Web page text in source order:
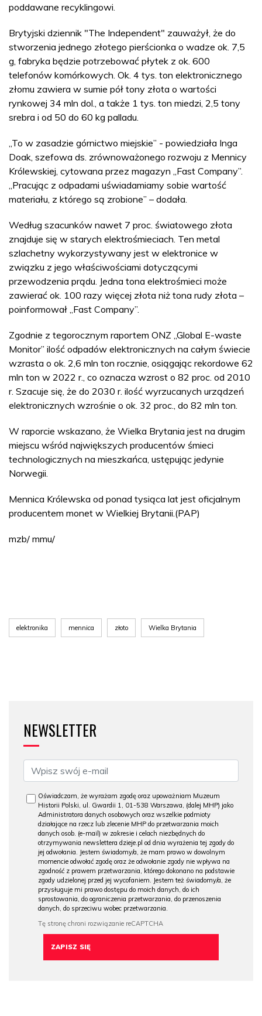
poddawane recyklingowi.
Brytyjski dziennik "The Independent" zauważył, że do
stworzenia jednego złotego pierścionka o wadze ok. 7,5
g, fabryka będzie potrzebować płytek z ok. 600
telefonów komórkowych. Ok. 4 tys. ton elektronicznego
złomu zawiera w sumie pół tony złota o wartości
rynkowej 34 mln dol., a także 1 tys. ton miedzi, 2,5 tony
srebra i od 50 do 60 kg palladu.
„To w zasadzie górnictwo miejskie” - powiedziała Inga
Doak, szefowa ds. zrównoważonego rozwoju z Mennicy
Królewskiej, cytowana przez magazyn „Fast Company”.
„Pracując z odpadami uświadamiamy sobie wartość
materiału, z którego są zrobione” – dodała.
Według szacunków nawet 7 proc. światowego złota
znajduje się w starych elektrośmieciach. Ten metal
szlachetny wykorzystywany jest w elektronice w
związku z jego właściwościami dotyczącymi
przewodzenia prądu. Jedna tona elektrośmieci może
zawierać ok. 100 razy więcej złota niż tona rudy złota –
poinformował „Fast Company”.
Zgodnie z tegorocznym raportem ONZ „Global E-waste
Monitor” ilość odpadów elektronicznych na całym świecie
wzrasta o ok. 2,6 mln ton rocznie, osiągając rekordowe 62
mln ton w 2022 r., co oznacza wzrost o 82 proc. od 2010
r. Szacuje się, że do 2030 r. ilość wyrzucanych urządzeń
elektronicznych wzrośnie o ok. 32 proc., do 82 mln ton.
W raporcie wskazano, że Wielka Brytania jest na drugim
miejscu wśród największych producentów śmieci
technologicznych na mieszkańca, ustępując jedynie
Norwegii.
Mennica Królewska od ponad tysiąca lat jest oficjalnym
producentem monet w Wielkiej Brytanii.(PAP)
mzb/ mmu/
elektronika mennica złoto Wielka Brytania
NEWSLETTER
Oświadczam, że wyrażam zgodę oraz upoważniam Muzeum
Historii Polski, ul. Gwardii 1, 01-538 Warszawa, (dalej MHP) jako
Administratora danych osobowych oraz wszelkie podmioty
działające na rzecz lub zlecenie MHP do przetwarzania moich
danych osob. (e-mail) w zakresie i celach niezbędnych do
otrzymywania newslettera dzieje.pl od dnia wyrażenia tej zgody do
jej odwołania. Jestem świadomy/a, że mam prawo w dowolnym
momencie odwołać zgodę oraz że odwołanie zgody nie wpływa na
zgodność z prawem przetwarzania, którego dokonano na podstawie
zgody udzielonej przed jej wycofaniem. Jestem też świadomy/a, że
przysługuje mi prawo dostępu do moich danych, do ich
sprostowania, do ograniczenia przetwarzania, do przenoszenia
danych, do sprzeciwu wobec przetwarzania.